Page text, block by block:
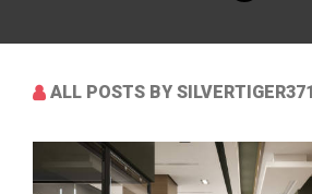
ALL POSTS BY SILVERTIGER371